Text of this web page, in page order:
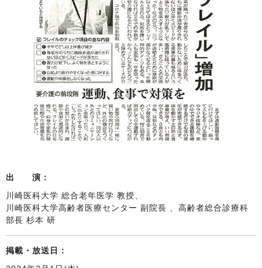
出 演：
川崎医科大学 総合老年医学 教授、
川崎医科大学高齢者医療センター 副院長 、高齢者総合診療科
部長 杉本 研
掲載・放送日：